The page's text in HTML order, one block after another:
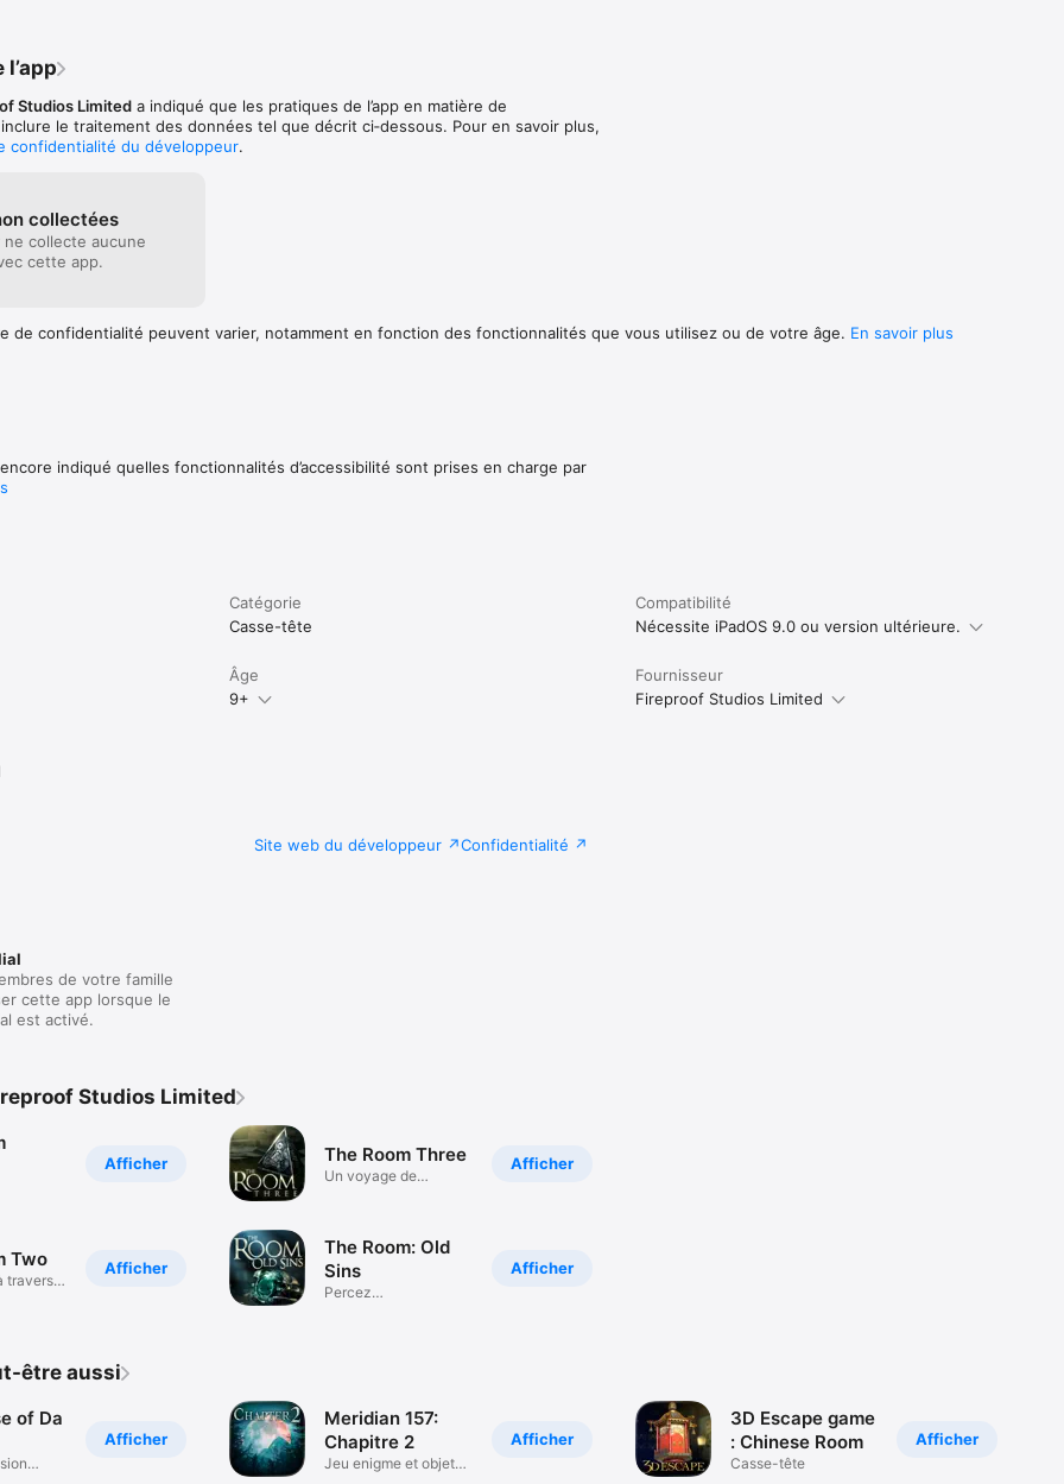
le tout nouveau chapitre de l'Épilogue (gratuit pour ceux qui ont déjà
français, italien, allemand, espagnol et portugais brésilien
petit studio indépendant situé à Guildford, au Royaume-Uni.
Studios Limited a indiqué que les pratiques de l’app en matière de
le traitement des données tel que décrit ci‑dessous. Pour en savoir plus,
confidentialité du développeur.
collectées
collecte aucune
cette app.
de confidentialité peuvent varier, notamment en fonction des fonctionnalités que vous utilisez ou de votre âge. En savoir plus
encore indiqué quelles fonctionnalités d’accessibilité sont prises en charge par
Catégorie
Casse-tête
Compatibilité
Nécessite iPadOS 9.0 ou version ultérieure.
Âge
9+
Fournisseur
Fireproof Studios Limited
Site web du développeur Confidentialité
de votre famille
cette app lorsque le
est activé.
Studios Limited
Afficher
Afficher
Two
travers
Afficher
The Room Three
Un voyage de
Afficher
The Room: Old
Sins
Percez
être aussi
Afficher
of Da
Afficher
Meridian 157:
Chapitre 2
Jeu enigme et objets
Afficher
3D Escape game
: Chinese Room
Casse-tête